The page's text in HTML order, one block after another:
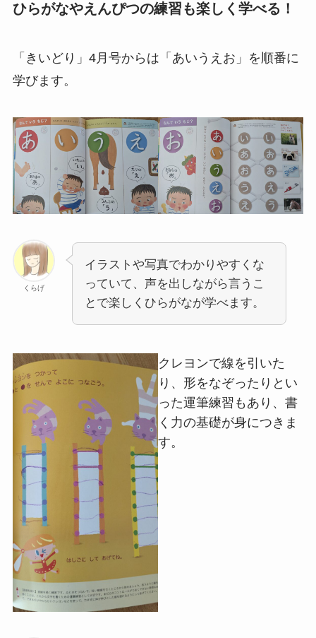
ひらがなやえんぴつの練習も楽しく学べる！
「きいどり」4月号からは「あいうえお」を順番に
学びます。
くらげ
イラストや写真でわかりやすくな
っていて、声を出しながら言うこ
とで楽しくひらがなが学べます。
クレヨンで線を引いた
り、形をなぞったりとい
った運筆練習もあり、書
く力の基礎が身につきま
す。